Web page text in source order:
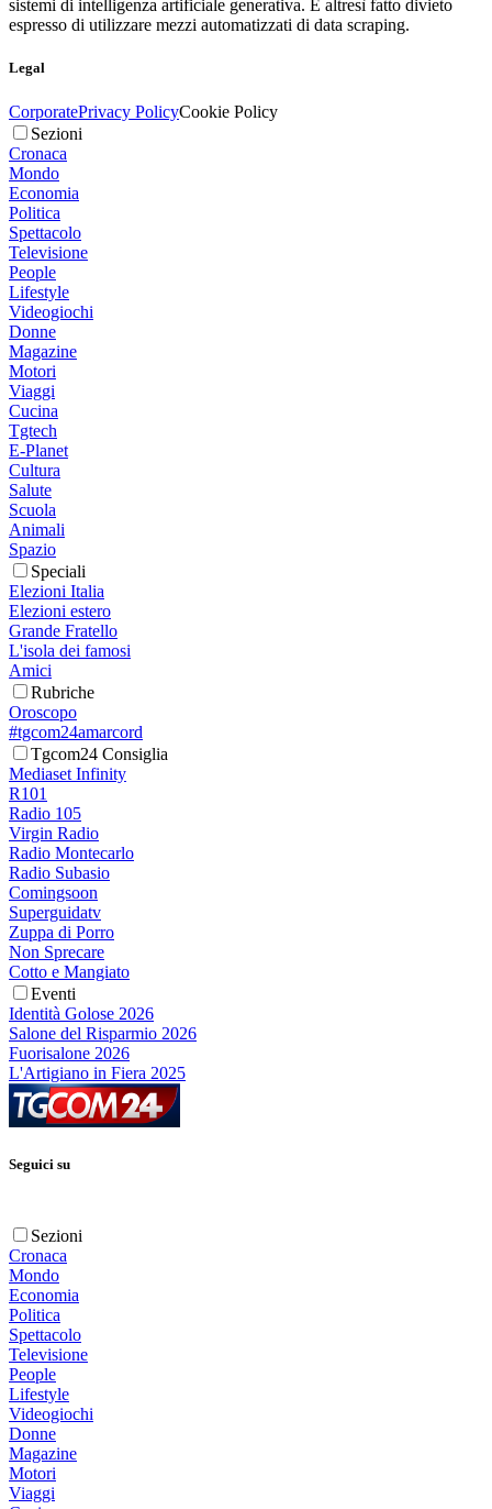
sistemi di intelligenza artificiale generativa. È altresì fatto divieto
espresso di utilizzare mezzi automatizzati di data scraping.
Legal
CorporatePrivacy PolicyCookie Policy
Sezioni
Cronaca
Mondo
Economia
Politica
Spettacolo
Televisione
People
Lifestyle
Videogiochi
Donne
Magazine
Motori
Viaggi
Cucina
Tgtech
E-Planet
Cultura
Salute
Scuola
Animali
Spazio
Speciali
Elezioni Italia
Elezioni estero
Grande Fratello
L'isola dei famosi
Amici
Rubriche
Oroscopo
#tgcom24amarcord
Tgcom24 Consiglia
Mediaset Infinity
R101
Radio 105
Virgin Radio
Radio Montecarlo
Radio Subasio
Comingsoon
Superguidatv
Zuppa di Porro
Non Sprecare
Cotto e Mangiato
Eventi
Identità Golose 2026
Salone del Risparmio 2026
Fuorisalone 2026
L'Artigiano in Fiera 2025
Seguici su
Sezioni
Cronaca
Mondo
Economia
Politica
Spettacolo
Televisione
People
Lifestyle
Videogiochi
Donne
Magazine
Motori
Viaggi